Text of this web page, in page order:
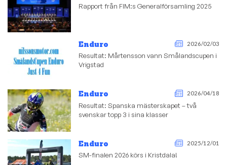
Rapport från FIM:s Generalförsamling 2025
Enduro 2026/02/03
Resultat: Mårtensson vann Smålandscupen i
Vrigstad
Enduro 2026/04/18
Resultat: Spanska mästerskapet – två
svenskar topp 3 i sina klasser
Enduro 2025/12/01
SM-finalen 2026 körs i Kristdala!